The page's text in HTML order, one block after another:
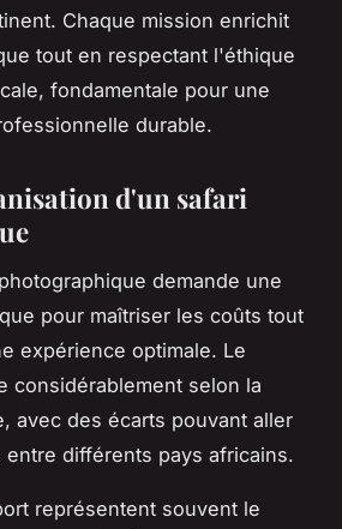
Chaque mission enrichit
tout en respectant l'éthique
fondamentale pour une
durable.
d'un safari
demande une
pour maîtriser les coûts tout
expérience optimale. Le
considérablement selon la
avec des écarts pouvant aller
différents pays africains.
représentent souvent le